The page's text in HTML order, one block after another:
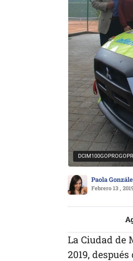
Paola
Febrero 13 ,
La Ciudad de
2019,